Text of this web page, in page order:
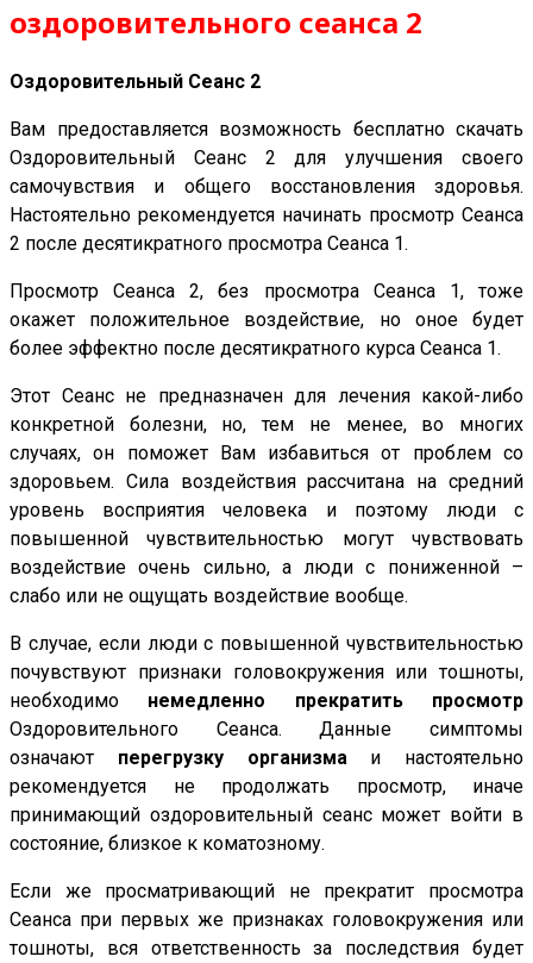
оздоровительного сеанса 2
Оздоровительный Сеанс 2
Вам предоставляется возможность бесплатно скачать
Оздоровительный Сеанс 2 для улучшения своего
самочувствия и общего восстановления здоровья.
Настоятельно рекомендуется начинать просмотр Сеанса
2 после десятикратного просмотра Сеанса 1.
Просмотр Сеанса 2, без просмотра Сеанса 1, тоже
окажет положительное воздействие, но оное будет
более эффектно после десятикратного курса Сеанса 1.
Этот Сеанс не предназначен для лечения какой-либо
конкретной болезни, но, тем не менее, во многих
случаях, он поможет Вам избавиться от проблем со
здоровьем. Сила воздействия рассчитана на средний
уровень восприятия человека и поэтому люди с
повышенной чувствительностью могут чувствовать
воздействие очень сильно, а люди с пониженной –
слабо или не ощущать воздействие вообще.
В случае, если люди с повышенной чувствительностью
почувствуют признаки головокружения или тошноты,
необходимо немедленно прекратить просмотр
Оздоровительного Сеанса. Данные симптомы
означают перегрузку организмаи настоятельно
рекомендуется не продолжать просмотр, иначе
принимающий оздоровительный сеанс может войти в
состояние, близкое к коматозному.
Если же просматривающий не прекратит просмотра
Сеанса при первых же признаках головокружения или
тошноты, вся ответственность за последствия будет